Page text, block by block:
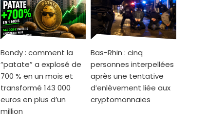
Bondy : comment la
“patate” a explosé de
700 % en un mois et
transformé 143 000
euros en plus d’un
million
Bas-Rhin : cinq
personnes interpellées
après une tentative
d’enlèvement liée aux
cryptomonnaies